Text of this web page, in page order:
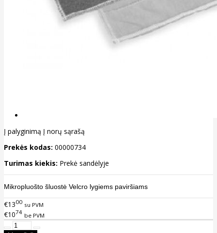
Į palyginimą Į norų sąrašą
Prekės kodas: 00000734
Turimas kiekis: Prekė sandėlyje
Mikropluošto šluostė Velcro lygiems paviršiams
€1300 su PVM
€1074 be PVM